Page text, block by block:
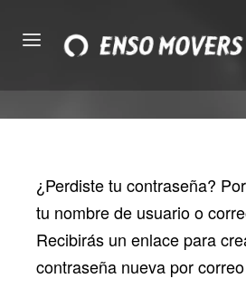
Menú principal
¿Perdiste tu contraseña?
tu nombre de usuario o
Recibirás un enlace para
contraseña nueva por